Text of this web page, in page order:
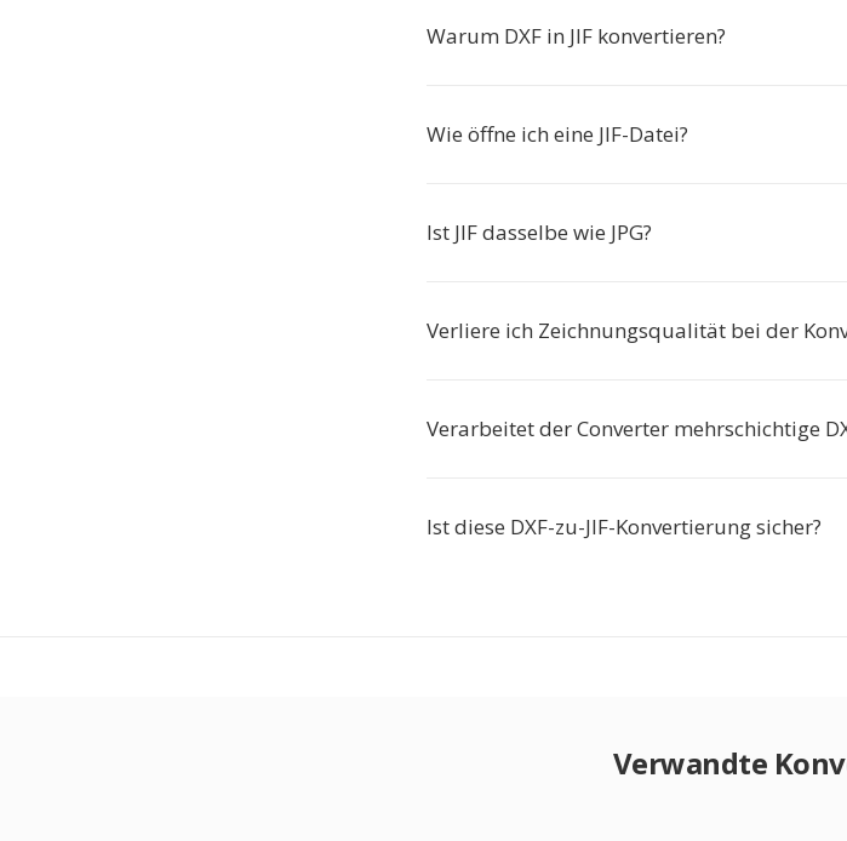
Warum DXF in JIF konvertieren?
Wie öffne ich eine JIF-Datei?
Ist JIF dasselbe wie JPG?
Verliere ich Zeichnungsqualität bei der
Verarbeitet der Converter mehrschichtige
Ist diese DXF-zu-JIF-Konvertierung sicher?
Verwandte